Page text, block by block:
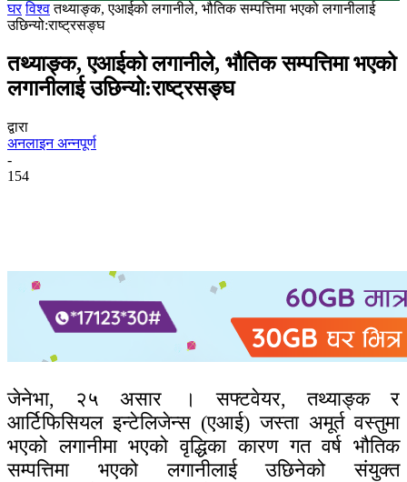
घर विश्व तथ्याङ्क, एआईको लगानीले, भौतिक सम्पत्तिमा भएको लगानीलाई
उछिन्यो:राष्ट्रसङ्घ
तथ्याङ्क, एआईको लगानीले, भौतिक सम्पत्तिमा भएको
लगानीलाई उछिन्यो:राष्ट्रसङ्घ
द्वारा
अनलाइन अन्नपूर्ण
-
154
जेनेभा, २५ असार । सफ्टवेयर, तथ्याङ्क र
आर्टिफिसियल इन्टेलिजेन्स (एआई) जस्ता अमूर्त वस्तुमा
भएको लगानीमा भएको वृद्धिका कारण गत वर्ष भौतिक
सम्पत्तिमा भएको लगानीलाई उछिनेको संयुक्त